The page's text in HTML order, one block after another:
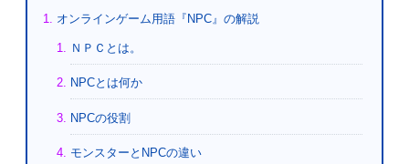
オンラインゲーム用語『NPC』の解説
ＮＰＣとは。
NPCとは何か
NPCの役割
モンスターとNPCの違い